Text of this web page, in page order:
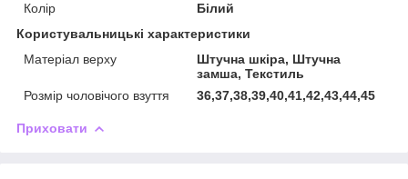
Колір
Білий
Користувальницькі характеристики
Матеріал верху
Штучна шкіра, Штучна
замша, Текстиль
Розмір чоловічого взуття
36,37,38,39,40,41,42,43,44,45
Приховати